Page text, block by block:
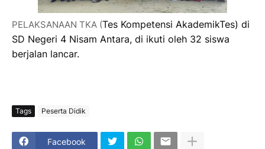
PELAKSANAAN TKA (Tes Kompetensi AkademikTes) di
SD Negeri 4 Nisam Antara, di ikuti oleh 32 siswa
berjalan lancar.
Tags Peserta Didik
Facebook